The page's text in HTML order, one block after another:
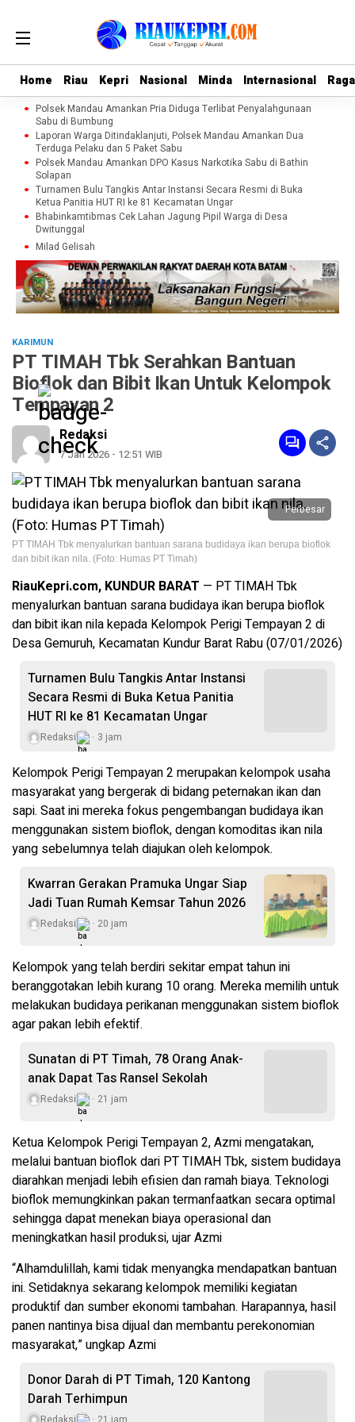
Home Riau Kepri Nasional Minda Internasional
Home Riau Kepri Nasional Minda Internasional
Polsek Mandau Amankan Pria Diduga Terlibat Penyalahgunaan
Sabu di Bumbung
Laporan Warga Ditindaklanjuti, Polsek Mandau Amankan Dua
Terduga Pelaku dan 5 Paket Sabu
Polsek Mandau Amankan DPO Kasus Narkotika Sabu di Bathin
Solapan
Turnamen Bulu Tangkis Antar Instansi Secara Resmi di Buka
Ketua Panitia HUT RI ke 81 Kecamatan Ungar
Bhabinkamtibmas Cek Lahan Jagung Pipil Warga di Desa
Dwitunggal
Milad Gelisah
KARIMUN
PT TIMAH Tbk Serahkan Bantuan
Bioflok dan Bibit Ikan Untuk Kelompok
Tempayan 2
Redaksi
7 Jan 2026 - 12:51 WIB
Perbesar
PT TIMAH Tbk menyalurkan bantuan sarana budidaya ikan berupa bioflok
dan bibit ikan nila. (Foto: Humas PT Timah)
RiauKepri.com, KUNDUR BARAT — PT TIMAH Tbk
menyalurkan bantuan sarana budidaya ikan berupa bioflok
dan bibit ikan nila kepada Kelompok Perigi Tempayan 2 di
Desa Gemuruh, Kecamatan Kundur Barat Rabu (07/01/2026)
Turnamen Bulu Tangkis Antar Instansi
Secara Resmi di Buka Ketua Panitia
HUT RI ke 81 Kecamatan Ungar
Redaksi 3 jam
Kelompok Perigi Tempayan 2 merupakan kelompok usaha
masyarakat yang bergerak di bidang peternakan ikan dan
sapi. Saat ini mereka fokus pengembangan budidaya ikan
menggunakan sistem bioflok, dengan komoditas ikan nila
yang sebelumnya telah diajukan oleh kelompok.
Kwarran Gerakan Pramuka Ungar Siap
Jadi Tuan Rumah Kemsar Tahun 2026
Redaksi 20 jam
Kelompok yang telah berdiri sekitar empat tahun ini
beranggotakan lebih kurang 10 orang. Mereka memilih untuk
melakukan budidaya perikanan menggunakan sistem bioflok
agar pakan lebih efektif.
Sunatan di PT Timah, 78 Orang Anak-
anak Dapat Tas Ransel Sekolah
Redaksi 21 jam
Ketua Kelompok Perigi Tempayan 2, Azmi mengatakan,
melalui bantuan bioflok dari PT TIMAH Tbk, sistem budidaya
diarahkan menjadi lebih efisien dan ramah biaya. Teknologi
bioflok memungkinkan pakan termanfaatkan secara optimal
sehingga dapat menekan biaya operasional dan
meningkatkan hasil produksi, ujar Azmi
“Alhamdulillah, kami tidak menyangka mendapatkan bantuan
ini. Setidaknya sekarang kelompok memiliki kegiatan
produktif dan sumber ekonomi tambahan. Harapannya, hasil
panen nantinya bisa dijual dan membantu perekonomian
masyarakat,” ungkap Azmi
Donor Darah di PT Timah, 120 Kantong
Darah Terhimpun